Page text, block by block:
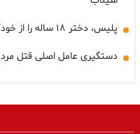
پلیس، دختر ‌۱۸ ساله را از خودکشی منصرف کرد
دستگیری عامل اصلی قتل مرد ۳۷ ساله در محدوده یافت‌آباد